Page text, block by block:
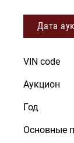
Дата
VIN code
Аукцион
Год
Основные